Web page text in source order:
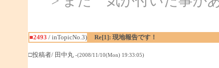
■2493 / inTopicNo.3) Re[1]: 現地報告です！
□投稿者/ 田中丸 -(2008/11/10(Mon) 19:33:05)